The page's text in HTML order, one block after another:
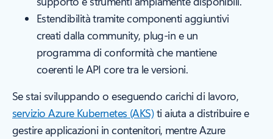
Estendibilità tramite componenti aggiuntivi
creati dalla community, plug-in e un
programma di conformità che mantiene
coerenti le API core tra le versioni.
Se stai sviluppando o eseguendo carichi di lavoro,
servizio Azure Kubernetes (AKS)ti aiuta a distribuire e
gestire applicazioni in contenitori, mentre Azure